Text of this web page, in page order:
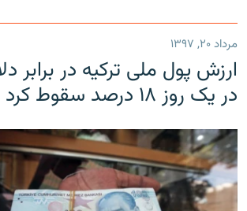
مرداد ۲۰, ۱۳۹۷
ارزش پول ملی ترکیه در برابر
در یک روز ۱۸ درصد سقوط کرد